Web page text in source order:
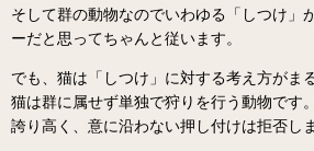
そして群の動物なのでいわゆる「しつけ」
ーだと思ってちゃんと従います。
でも、猫は「しつけ」に対する考え方がま
猫は群に属せず単独で狩りを行う動物です。
誇り高く、意に沿わない押し付けは拒否しま